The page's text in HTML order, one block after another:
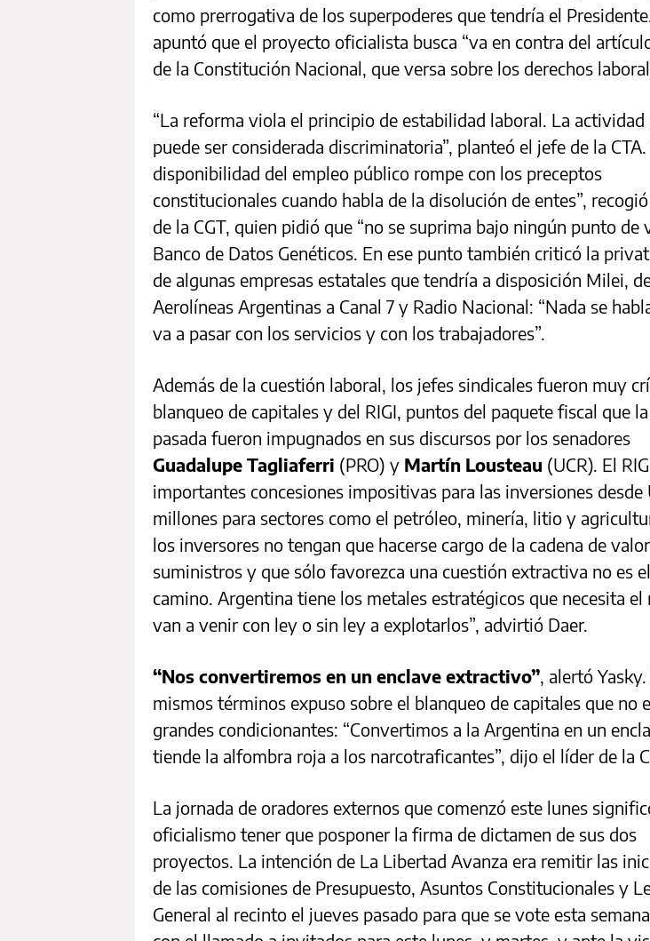
como prerrogativa de los superpoderes que tendría el
apuntó que el proyecto oficialista busca “va en contra del
de la Constitución Nacional, que versa sobre los derechos
“La reforma viola el principio de estabilidad laboral. La actividad
puede ser considerada discriminatoria”, planteó el jefe de la CTA.
disponibilidad del empleo público rompe con los preceptos
constitucionales cuando habla de la disolución de entes”,
de la CGT, quien pidió que “no se suprima bajo ningún punto de
Banco de Datos Genéticos. En ese punto también criticó la
de algunas empresas estatales que tendría a disposición Milei,
Aerolíneas Argentinas a Canal 7 y Radio Nacional: “Nada se
va a pasar con los servicios y con los trabajadores”.
Además de la cuestión laboral, los jefes sindicales fueron muy
blanqueo de capitales y del RIGI, puntos del paquete fiscal que
pasada fueron impugnados en sus discursos por los senadores
Guadalupe Tagliaferri (PRO) y Martín Lousteau (UCR). El
importantes concesiones impositivas para las inversiones desde
millones para sectores como el petróleo, minería, litio y
los inversores no tengan que hacerse cargo de la cadena de
suministros y que sólo favorezca una cuestión extractiva no es
camino. Argentina tiene los metales estratégicos que necesita el
van a venir con ley o sin ley a explotarlos”, advirtió Daer.
“Nos convertiremos en un enclave extractivo”, alertó
mismos términos expuso sobre el blanqueo de capitales que no
grandes condicionantes: “Convertimos a la Argentina en un
tiende la alfombra roja a los narcotraficantes”, dijo el líder de la
La jornada de oradores externos que comenzó este lunes
oficialismo tener que posponer la firma de dictamen de sus dos
proyectos. La intención de La Libertad Avanza era remitir las
de las comisiones de Presupuesto, Asuntos Constitucionales y
General al recinto el jueves pasado para que se vote esta